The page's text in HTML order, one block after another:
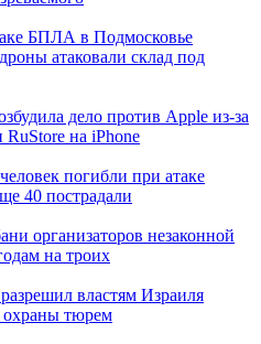
БПЛА в Подмосковье
атаковали склад под
дело против Apple из-за
RuStore на iPhone
погибли при атаке
40 пострадали
организаторов незаконной
на троих
властям Израиля
охраны тюрем